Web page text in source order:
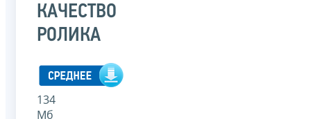
КАЧЕСТВО
РОЛИКА
134
Мб